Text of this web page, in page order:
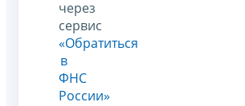
через
сервис
«Обратиться
в
ФНС
России»